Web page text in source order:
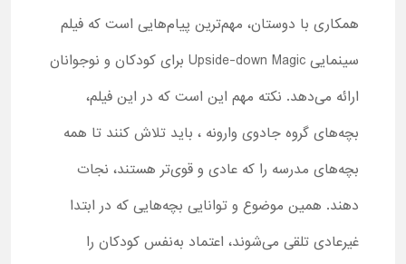
همکاری با دوستان، مهم‌ترین پیام‌هایی است که فیلم
سینمایی Upside-down Magic برای کودکان و نوجوانان
ارائه می‌دهد. نکته مهم این است که در این فیلم،
بچه‌های گروه جادوی وارونه ، باید تلاش کنند تا همه
بچه‌های مدرسه را که عادی و قوی‌تر هستند، نجات
دهند. همین موضوع و توانایی بچه‌هایی که در ابتدا
غیرعادی تلقی می‌شوند، اعتماد به‌نفس کودکان را